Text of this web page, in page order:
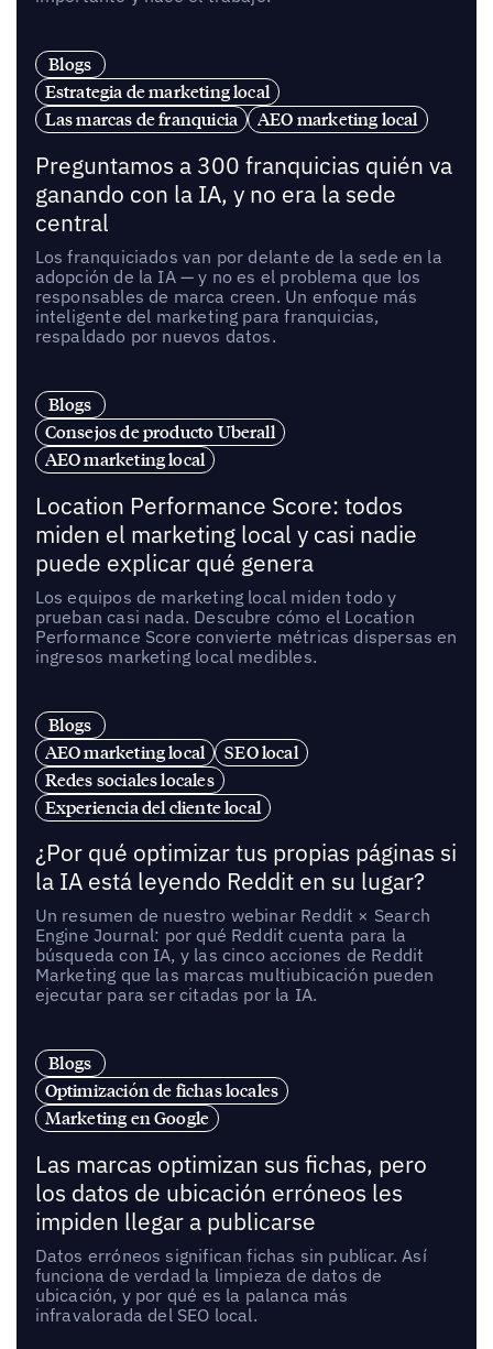
Blogs
Estrategia de marketing local
Las marcas de franquicia
AEO marketing local
Preguntamos a 300 franquicias quién va
ganando con la IA, y no era la sede
central
Los franquiciados van por delante de la sede en la
adopción de la IA — y no es el problema que los
responsables de marca creen. Un enfoque más
inteligente del marketing para franquicias,
respaldado por nuevos datos.
Blogs
Consejos de producto Uberall
AEO marketing local
Location Performance Score: todos
miden el marketing local y casi nadie
puede explicar qué genera
Los equipos de marketing local miden todo y
prueban casi nada. Descubre cómo el Location
Performance Score convierte métricas dispersas en
ingresos marketing local medibles.
Blogs
AEO marketing local
SEO local
Redes sociales locales
Experiencia del cliente local
¿Por qué optimizar tus propias páginas si
la IA está leyendo Reddit en su lugar?
Un resumen de nuestro webinar Reddit × Search
Engine Journal: por qué Reddit cuenta para la
búsqueda con IA, y las cinco acciones de Reddit
Marketing que las marcas multiubicación pueden
ejecutar para ser citadas por la IA.
Blogs
Optimización de fichas locales
Marketing en Google
Las marcas optimizan sus fichas, pero
los datos de ubicación erróneos les
impiden llegar a publicarse
Datos erróneos significan fichas sin publicar. Así
funciona de verdad la limpieza de datos de
ubicación, y por qué es la palanca más
infravalorada del SEO local.